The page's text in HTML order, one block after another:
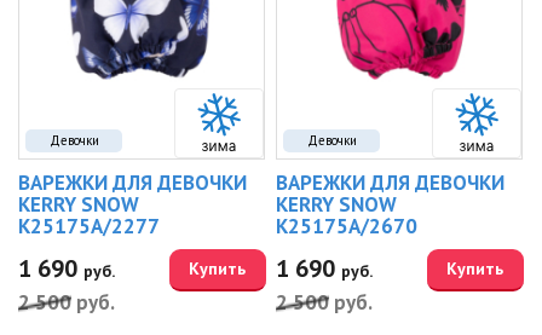
Девочки
ВАРЕЖКИ ДЛЯ ДЕВОЧКИ
KERRY SNOW
K25175A/2277
1 690 руб.
2 500 руб.
Купить
Девочки
ВАРЕЖКИ ДЛЯ ДЕВОЧКИ
KERRY SNOW
K25175A/2670
1 690 руб.
2 500 руб.
Купить